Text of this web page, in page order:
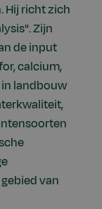
Hij richt zich
Zijn
de input
calcium,
landbouw
van